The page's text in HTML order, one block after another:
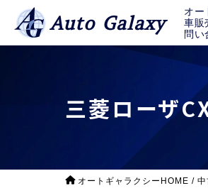
Auto Galaxy
オー
車販
問い
三菱ローザ
オートギャラクシーHOME / 中